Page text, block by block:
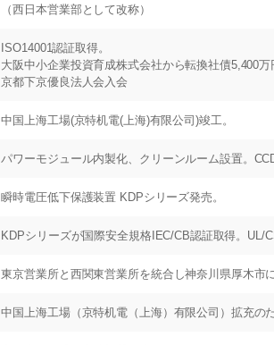
（西日本営業部として改称）
ISO14001認証取得。
大阪中小企業投資育成株式会社から転換社債5,400万
京都下京優良法人会入会
中国上海工場(京特机電(上海)有限公司)竣工。
パワーモジュール内製化、クリーンルーム設置。
瞬時電圧低下保護装置 KDPシリーズ発売。
KDPシリーズが国際安全規格IEC/CB認証取得。UL/
東京営業所と西関東営業所を統合し神奈川県厚木市
中国上海工場（京特机電（上海）有限公司）拡充の